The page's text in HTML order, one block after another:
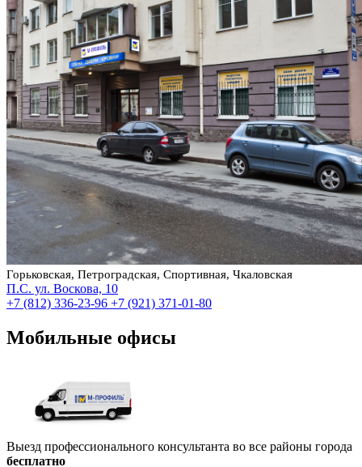
Горьковская, Петроградская, Спортивная, Чкаловская
П.С. ул. Воскова, 10
+7 (812) 336-23-96 +7 (921) 371-01-80
Мобильные офисы
Выезд профессионального консультанта во все районы города
бесплатно